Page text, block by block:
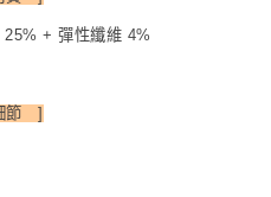
+ 彈性纖維 4%
節 ]